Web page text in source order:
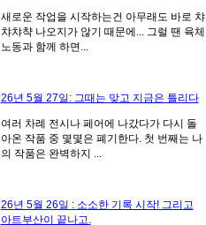
새로운 작업을 시작하는건 아무래도 바로 챠
챠챠챡 나오지가 않기 때문에... 그럴 땐 육체
노동과 함께 하면...
26년 5월 27일: 그때는 맞고 지금은 틀리다
여러 차례 전시나 페어에 나갔다가 다시 돌
아온 작품 중 몇몇은 폐기한다. 첫 번째는 나
의 작품은 완벽하지 ...
26년 5월 26일 : 소소한 기록 시작! 그리고
아트부산이 끝나고.